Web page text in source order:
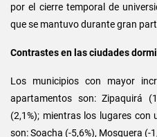
por el cierre temporal de
que se mantuvo durante gran
Contrastes en las ciudades
Los municipios con mayor
apartamentos son: Zipaquirá
(2,1%); mientras los lugares
son: Soacha (-5,6%), Mosquera (-